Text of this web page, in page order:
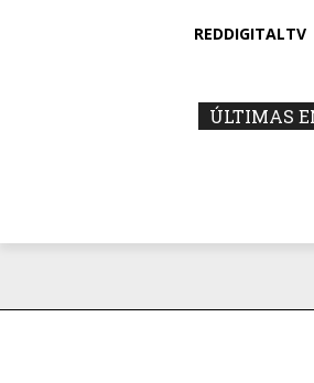
REDDIGITALTV
ÚLTIMAS